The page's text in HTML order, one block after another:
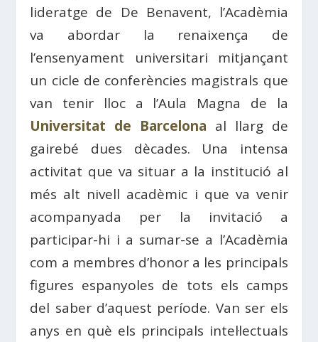
lideratge de De Benavent, l’Acadèmia
va abordar la renaixença de
l’ensenyament universitari mitjançant
un cicle de conferències magistrals que
van tenir lloc a l’Aula Magna de la
Universitat de Barcelona al llarg de
gairebé dues dècades. Una intensa
activitat que va situar a la institució al
més alt nivell acadèmic i que va venir
acompanyada per la invitació a
participar-hi i a sumar-se a l’Acadèmia
com a membres d’honor a les principals
figures espanyoles de tots els camps
del saber d’aquest període. Van ser els
anys en què els principals intel·lectuals